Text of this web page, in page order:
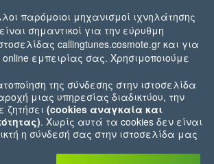
παρόμοιοι μηχανισμοί ιχνηλάτησης
σημαντικοί για την εύρυθμη
callingtunes.cosmote.gr και για
online εμπειρίας σας. Χρησιμοποιούμε
της σύνδεσης στην ιστοσελίδα
μιας υπηρεσίας διαδικτύου, την
ζητήσει (cookies αναγκαία και
. Χωρίς αυτά τα cookies δεν είναι
η σύνδεσή σας στην ιστοσελίδα μας
ζητήσατε (π.χ.cookies που αφορούν